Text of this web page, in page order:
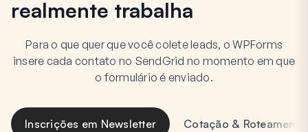
realmente trabalha
Para o que quer que você colete leads, o WPForms
insere cada contato no SendGrid no momento em que
o formulário é enviado.
Inscrições em Newsletter Cotação &